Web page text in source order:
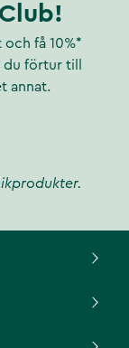
få 10%*
förtur till
annat.